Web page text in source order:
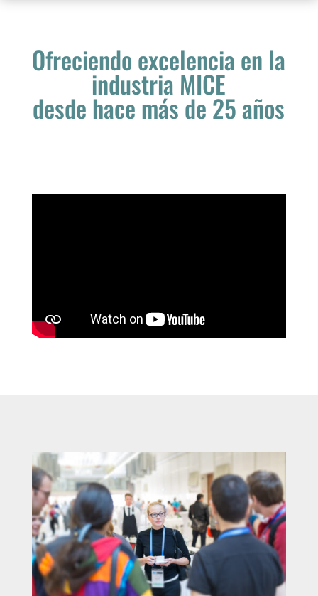
Ofreciendo excelencia en la
industria MICE
desde hace más de 25 años